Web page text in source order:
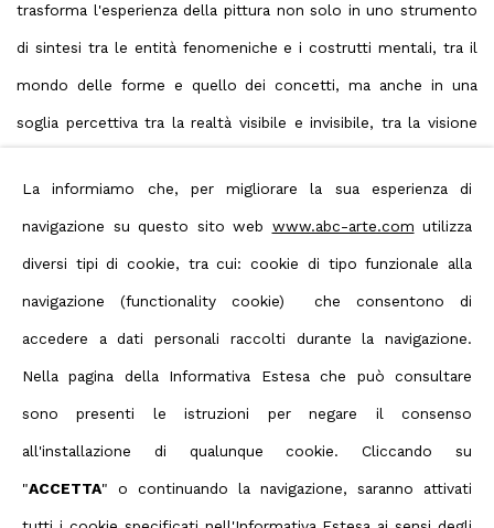
trasforma l'esperienza della pittura non solo in uno strumento
di sintesi tra le entità fenomeniche e i costrutti mentali, tra il
mondo delle forme e quello dei concetti, ma anche in una
soglia percettiva tra la realtà visibile e invisibile, tra la visione
alla mente e alla coscienza dell'osservatore.
Privacy Policy
Manage cookies
Terms & Conditions
Contact us on Whatsapp
La informiamo che, per migliorare la sua esperienza di
navigazione su questo sito web www.abc-arte.com utilizza
diversi tipi di cookie, tra cui: cookie di tipo funzionale alla
navigazione (functionality cookie) che consentono di
accedere a dati personali raccolti durante la navigazione.
Nella pagina della Informativa Estesa che può consultare
sono presenti le istruzioni per negare il consenso
all'installazione di qualunque cookie. Cliccando su
"ACCETTA" o continuando la navigazione, saranno attivati